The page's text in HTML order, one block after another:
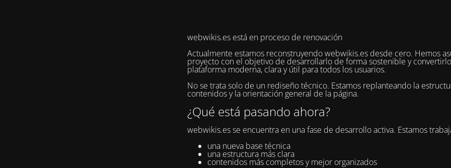
webwikis.es está en proceso de renovación
Actualmente estamos reconstruyendo webwikis.es desde cero. Hemos
proyecto con el objetivo de desarrollarlo de forma sostenible y
plataforma moderna, clara y útil para todos los usuarios.
No se trata solo de un rediseño técnico. Estamos replanteando la
contenidos y la orientación general de la página.
¿Qué está pasando ahora?
webwikis.es se encuentra en una fase de desarrollo activa. Estamos
una nueva base técnica
una estructura más clara
contenidos más completos y mejor organizados